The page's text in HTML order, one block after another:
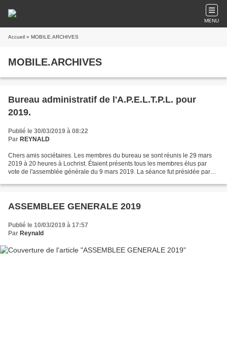
MENU
Accueil » MOBILE.ARCHIVES
MOBILE.ARCHIVES
Bureau administratif de l'A.P.E.L.T.P.L. pour
2019.
Publié le 30/03/2019 à 08:22
Par REYNALD
Chers amis sociétaires. Les membres du bureau se sont réunis le 29 mars
2019 à 20 heures à Lochrist. Étaient présents tous les membres élus par
vote de l'assemblée générale du 9 mars 2019. La séance fut présidée par
ASSEMBLEE GENERALE 2019
Publié le 10/03/2019 à 17:57
Par Reynald